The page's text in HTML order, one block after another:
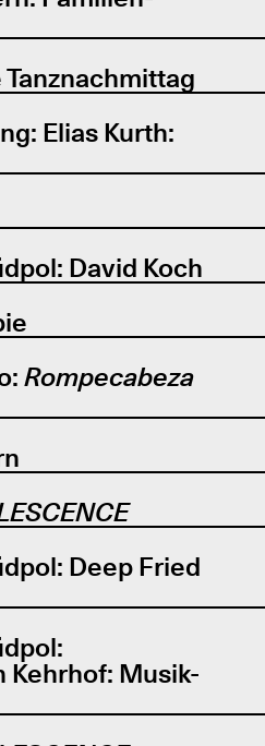
Elias Kurth:
David Koch
Rompecabeza
Deep Fried
Kehrhof: Musik-